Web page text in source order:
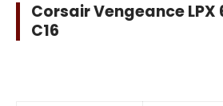
Corsair Vengeance LPX
C16